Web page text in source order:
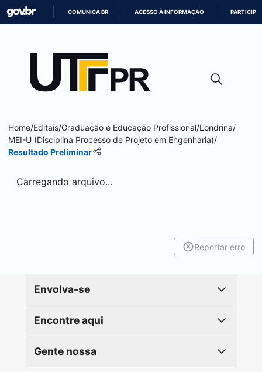
CONTEÚDO
COMUNICA BR ACESSO À INFORMAÇÃO PARTICIPE
Home/Editais/Graduação e Educação Profissional/Londrina/
MEI-U (Disciplina Processo de Projeto em Engenharia)/
Resultado Preliminar
Carregando arquivo...
Reportar erro
Envolva-se
Encontre aqui
Gente nossa